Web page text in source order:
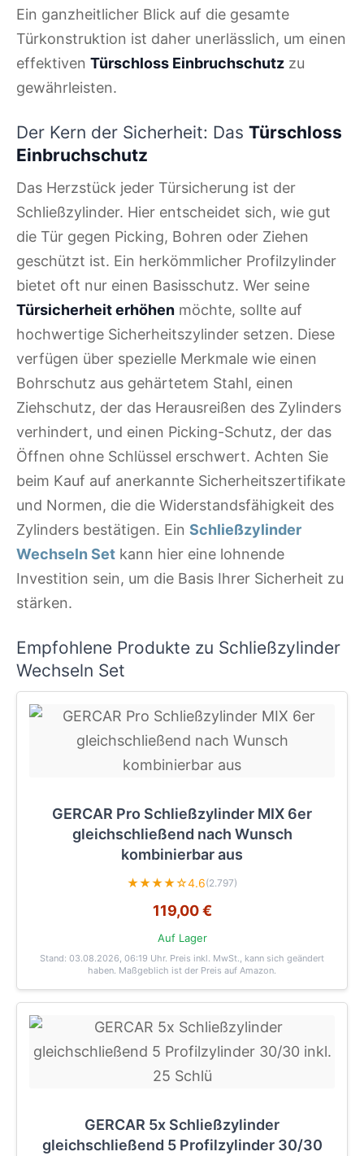
Ein ganzheitlicher Blick auf die gesamte
Türkonstruktion ist daher unerlässlich, um einen
effektiven Türschloss Einbruchschutz zu
gewährleisten.
Der Kern der Sicherheit: Das Türschloss
Einbruchschutz
Das Herzstück jeder Türsicherung ist der
Schließzylinder. Hier entscheidet sich, wie gut
die Tür gegen Picking, Bohren oder Ziehen
geschützt ist. Ein herkömmlicher Profilzylinder
bietet oft nur einen Basisschutz. Wer seine
Türsicherheit erhöhen möchte, sollte auf
hochwertige Sicherheitszylinder setzen. Diese
verfügen über spezielle Merkmale wie einen
Bohrschutz aus gehärtetem Stahl, einen
Ziehschutz, der das Herausreißen des Zylinders
verhindert, und einen Picking-Schutz, der das
Öffnen ohne Schlüssel erschwert. Achten Sie
beim Kauf auf anerkannte Sicherheitszertifikate
und Normen, die die Widerstandsfähigkeit des
Zylinders bestätigen. Ein Schließzylinder
Wechseln Set kann hier eine lohnende
Investition sein, um die Basis Ihrer Sicherheit zu
stärken.
Empfohlene Produkte zu Schließzylinder
Wechseln Set
GERCAR Pro Schließzylinder MIX 6er
gleichschließend nach Wunsch
kombinierbar aus
★★★★☆4.6(2.797)
119,00 €
Auf Lager
Stand: 03.08.2026, 06:19 Uhr. Preis inkl. MwSt., kann sich geändert
haben. Maßgeblich ist der Preis auf Amazon.
GERCAR 5x Schließzylinder
gleichschließend 5 Profilzylinder 30/30